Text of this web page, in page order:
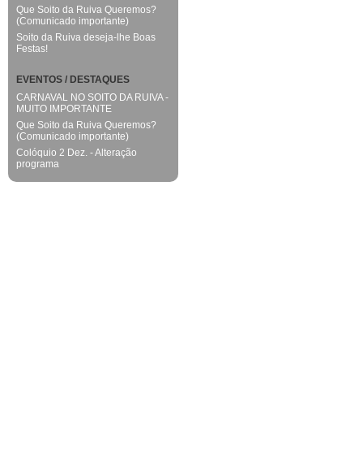
Que Soito da Ruiva Queremos?
(Comunicado importante)
Soito da Ruiva deseja-lhe Boas
Festas!
EVENTOS / DESTAQUES
CARNAVAL NO SOITO DA RUIVA -
MUITO IMPORTANTE
Que Soito da Ruiva Queremos?
(Comunicado importante)
Colóquio 2 Dez. - Alteração
programa